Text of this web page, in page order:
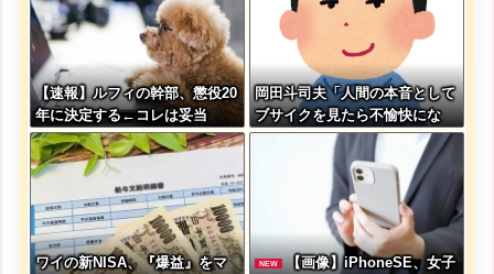
【速報】ルフィの幹部、懲役20
年に決定する←コレは妥当
か？？？？？？？
岡田斗司夫「人間の本音として
ブサイクを見たら不愉快にな
る。この責任をどうとるんだ」
ワイの新NISA、『爆益』をマ
NEW
【画像】iPhoneSE、女子